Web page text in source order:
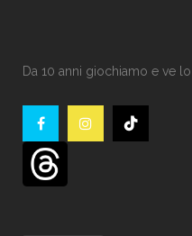
Da 10 anni giochiamo e ve